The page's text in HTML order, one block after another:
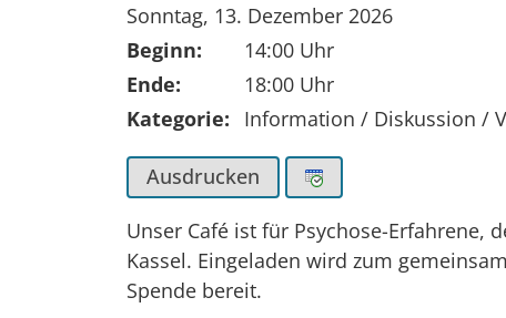
Tag der Veranstaltung:
Sonntag, 13. Dezember 2026
Beginn:
14:00 Uhr
Ende:
18:00 Uhr
Kategorie:
Information / Diskussion /
Ausdrucken
Unser Café ist für Psychose-Erfahrene,
Kassel. Eingeladen wird zum
Spende bereit.